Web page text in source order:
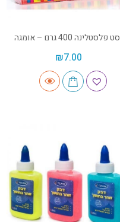
סט פלסטלינה 400 גרם – אומגה
₪7.00